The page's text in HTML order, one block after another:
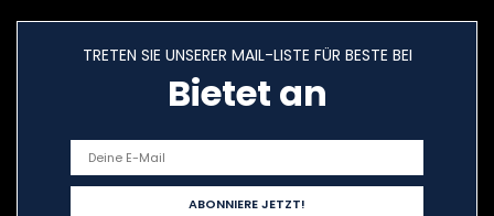
TRETEN SIE UNSERER MAIL-LISTE FÜR BESTE BEI
Bietet an